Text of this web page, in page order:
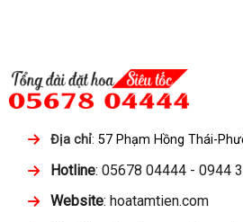
Địa chỉ: 57 Phạm Hồng Thái-
Hotline: 05678 04444 - 0944
Website: hoatamtien.com